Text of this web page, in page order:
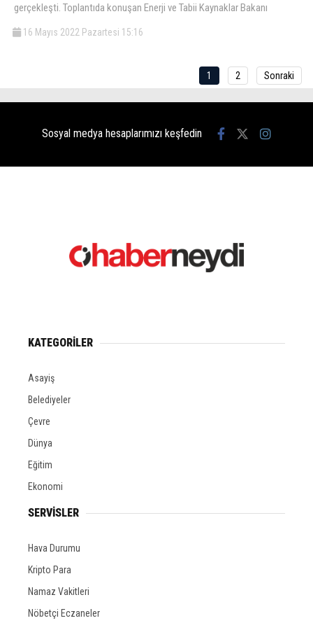
gerçekleşti. Toplantıda konuşan Enerji ve Tabii Kaynaklar Bakanı
16 Mayıs 2022 Pazartesi 15:16
1 2 Sonraki
Sosyal medya hesaplarımızı keşfedin
KATEGORİLER
Asayiş
Belediyeler
Çevre
Dünya
Eğitim
Ekonomi
SERVİSLER
Hava Durumu
Kripto Para
Namaz Vakitleri
Nöbetçi Eczaneler